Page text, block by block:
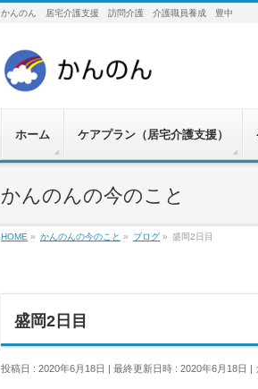
かんのん 居宅介護支援 訪問介護 介護職員養成 豊中
ホーム ケアプラン（居宅介護支援）
かんのんの今のこと
HOME » かんのんの今のこと » ブログ » 盛岡2日目
盛岡2日目
投稿日 : 2020年6月18日 最終更新日時 : 2020年6月18日